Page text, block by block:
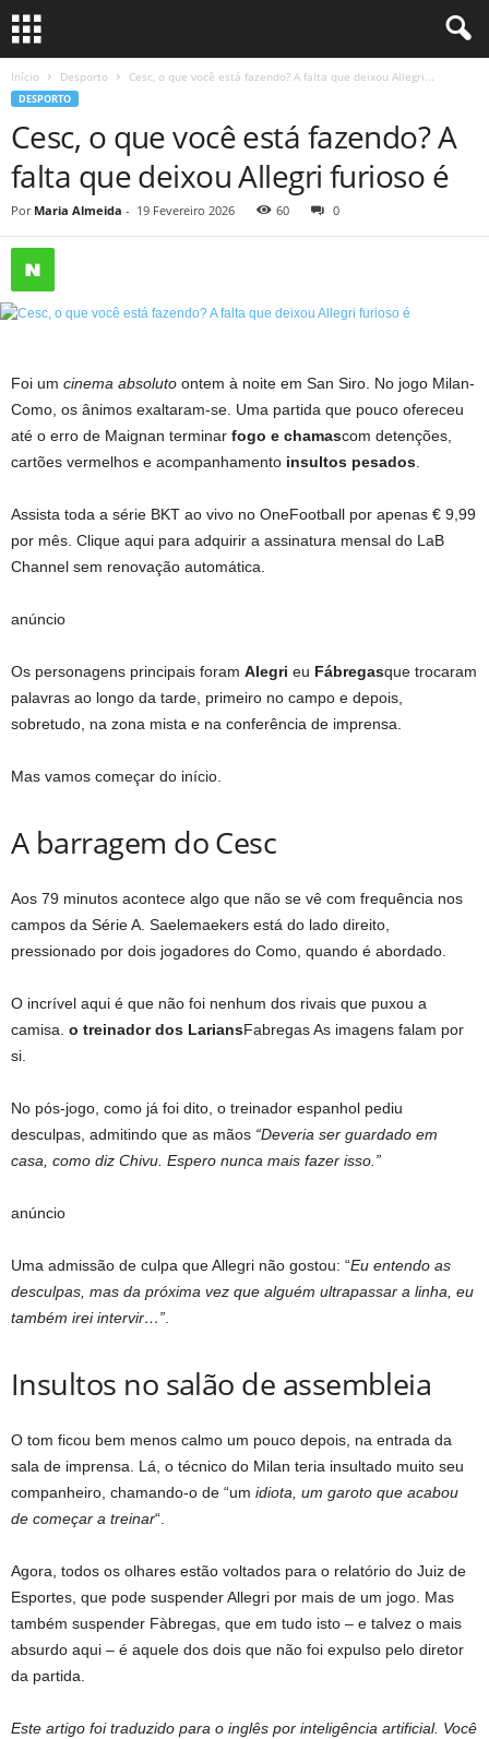
Início Desporto Cesc, o que você está fazendo? A falta que deixou Allegri...
DESPORTO
Cesc, o que você está fazendo? A
falta que deixou Allegri furioso é
Por Maria Almeida - 19 Fevereiro 2026 60 0
Foi um cinema absoluto ontem à noite em San Siro. No jogo Milan-
Como, os ânimos exaltaram-se. Uma partida que pouco ofereceu
até o erro de Maignan terminar fogo e chamascom detenções,
cartões vermelhos e acompanhamento insultos pesados
Assista toda a série BKT ao vivo no OneFootball por apenas € 9,99
por mês. Clique aqui para adquirir a assinatura mensal do LaB
Channel sem renovação automática.
anúncio
Os personagens principais foram Alegri eu Fábregasque trocaram
palavras ao longo da tarde, primeiro no campo e depois,
sobretudo, na zona mista e na conferência de imprensa.
Mas vamos começar do início.
A barragem do Cesc
Aos 79 minutos acontece algo que não se vê com frequência nos
campos da Série A. Saelemaekers está do lado direito,
pressionado por dois jogadores do Como, quando é abordado.
O incrível aqui é que não foi nenhum dos rivais que puxou a
camisa. o treinador dos LariansFabregas As imagens falam por
si.
No pós-jogo, como já foi dito, o treinador espanhol pediu
desculpas, admitindo que as mãos “Deveria ser guardado em
casa, como diz Chivu. Espero nunca mais fazer isso.”
anúncio
Uma admissão de culpa que Allegri não gostou: “Eu entendo as
desculpas, mas da próxima vez que alguém ultrapassar a linha, eu
também irei intervir…”
Insultos no salão de assembleia
O tom ficou bem menos calmo um pouco depois, na entrada da
sala de imprensa. Lá, o técnico do Milan teria insultado muito seu
companheiro, chamando-o de “um idiota, um garoto que acabou
de começar a treinar“.
Agora, todos os olhares estão voltados para o relatório do Juiz de
Esportes, que pode suspender Allegri por mais de um jogo. Mas
também suspender Fàbregas, que em tudo isto – e talvez o mais
absurdo aqui – é aquele dos dois que não foi expulso pelo diretor
da partida.
Este artigo foi traduzido para o inglês por inteligência artificial. Você